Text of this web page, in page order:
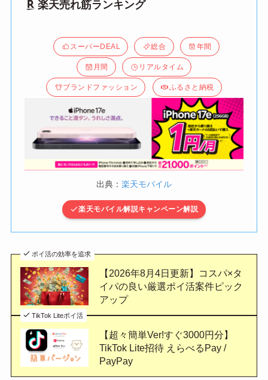
楽天売れ筋ランキング
スーパーDEAL 総合 年間
月間 リアルタイム
ブランドファッション ふるさと納税
出典： 楽天モバイル
楽天モバイル解説キャンペーン解説
ポイ活の効率を追求
【2026年8月4日更新】コスパ×タ
イパの良い厳選ポイ活案件ピック
アップ
TikTok Liteポイ活
【超々簡単Ver!すぐ3000円分】
TikTok Lite招待 えらべるPay /
PayPay